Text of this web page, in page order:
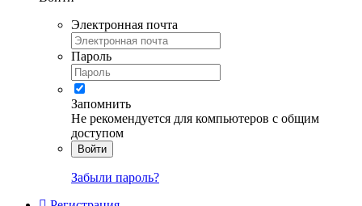
Электронная почта
Пароль
Запомнить
Не рекомендуется для компьютеров с общим
доступом
Войти
Забыли пароль?